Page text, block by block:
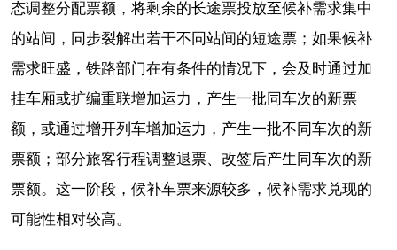
态调整分配票额，将剩余的长途票投放至候补需求集中
的站间，同步裂解出若干不同站间的短途票；如果候补
需求旺盛，铁路部门在有条件的情况下，会及时通过加
挂车厢或扩编重联增加运力，产生一批同车次的新票
额，或通过增开列车增加运力，产生一批不同车次的新
票额；部分旅客行程调整退票、改签后产生同车次的新
票额。这一阶段，候补车票来源较多，候补需求兑现的
可能性相对较高。